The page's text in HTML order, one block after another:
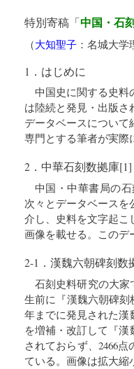
特別寄稿「中国・石
（大知聖子 ： 名城大学
1．はじめに
中国史に関する史料
は陸続と発見・出版
データベースについ
専門とする筆者が実際
2．中華石刻数拠庫[1]
中国・中華書局の
次々とデータベース
介し、史料を文字起こ
画像を載せる。この
2-1．漢魏六朝碑刻数
石刻史料研究の大家
生前に『漢魏六朝碑刻
年までに発見された漢
を増補・改訂して『
されておらず、2466
ている。画像は拡大縮